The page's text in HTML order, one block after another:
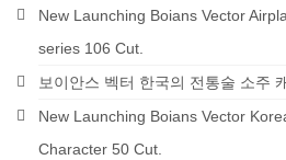
New Launching Boians Vector
series 106 Cut.
보이안스 벡터 한국의 전통술 소주
New Launching Boians Vector
Character 50 Cut.